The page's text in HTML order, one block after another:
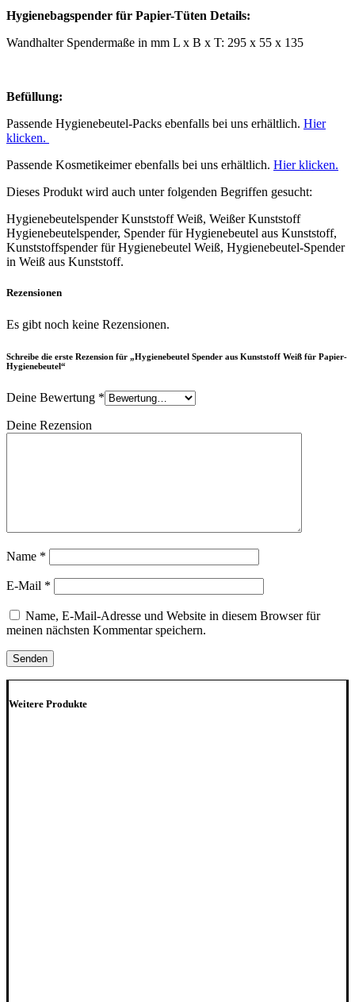
Hygienebagspender für Papier-Tüten Details:
Wandhalter Spendermaße in mm L x B x T: 295 x 55 x 135
Befüllung:
Passende Hygienebeutel-Packs ebenfalls bei uns erhältlich. Hier
klicken.
Passende Kosmetikeimer ebenfalls bei uns erhältlich. Hier klicken.
Dieses Produkt wird auch unter folgenden Begriffen gesucht:
Hygienebeutelspender Kunststoff Weiß, Weißer Kunststoff
Hygienebeutelspender, Spender für Hygienebeutel aus Kunststoff,
Kunststoffspender für Hygienebeutel Weiß, Hygienebeutel-Spender
in Weiß aus Kunststoff.
Rezensionen
Es gibt noch keine Rezensionen.
Schreibe die erste Rezension für „Hygienebeutel Spender aus Kunststoff Weiß für Papier-
Hygienebeutel“
Deine Bewertung *
Deine Rezension
Name *
E-Mail *
Name, E-Mail-Adresse und Website in diesem Browser für
meinen nächsten Kommentar speichern.
Weitere Produkte